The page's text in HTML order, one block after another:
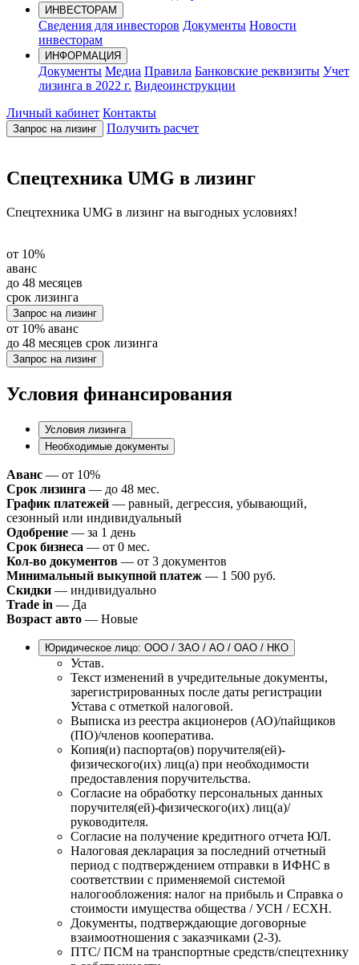
ИНВЕСТОРАМ
Сведения для инвесторов Документы Новости
инвесторам
ИНФОРМАЦИЯ
Документы Медиа Правила Банковские реквизиты Учет
лизинга в 2022 г. Видеоинструкции
Личный кабинет Контакты
Запрос на лизинг Получить расчет
Спецтехника UMG в лизинг
Спецтехника UMG в лизинг на выгодных условиях!
от 10%
аванс
до 48 месяцев
срок лизинга
Запрос на лизинг
от 10% аванс
до 48 месяцев срок лизинга
Запрос на лизинг
Условия финансирования
Условия лизинга
Необходимые документы
Аванс — от 10%
Срок лизинга — до 48 мес.
График платежей — равный, дегрессия, убывающий,
сезонный или индивидуальный
Одобрение — за 1 день
Срок бизнеса — от 0 мес.
Кол-во документов — от 3 документов
Минимальный выкупной платеж — 1 500 руб.
Скидки — индивидуально
Trade in — Да
Возраст авто — Новые
Юридическое лицо: ООО / ЗАО / АО / ОАО / НКО
Устав.
Текст изменений в учредительные документы,
зарегистрированных после даты регистрации
Устава с отметкой налоговой.
Выписка из реестра акционеров (АО)/пайщиков
(ПО)/членов кооператива.
Копия(и) паспорта(ов) поручителя(ей)-
физического(их) лиц(а) при необходимости
предоставления поручительства.
Согласие на обработку персональных данных
поручителя(ей)-физического(их) лиц(а)/
руководителя.
Согласие на получение кредитного отчета ЮЛ.
Налоговая декларация за последний отчетный
период с подтверждением отправки в ИФНС в
соответствии с применяемой системой
налогообложения: налог на прибыль и Справка о
стоимости имущества общества / УСН / ЕСХН.
Документы, подтверждающие договорные
взаимоотношения с заказчиками (2-3).
ПТС/ ПСМ на транспортные средств/спецтехнику